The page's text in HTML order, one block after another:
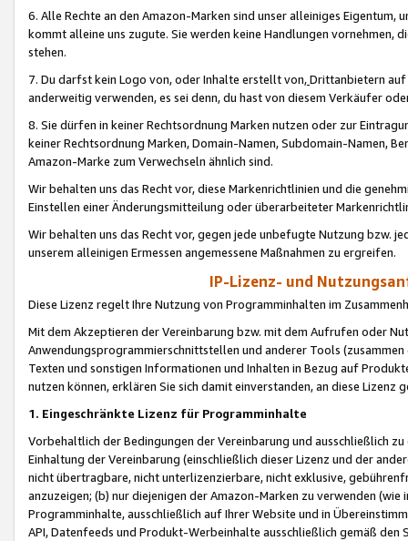
6. Alle Rechte an den Amazon-Marken sind unser alleiniges
kommt alleine uns zugute. Sie werden keine Handlungen vornehmen,
stehen.
7. Du darfst kein Logo von, oder Inhalte erstellt von,Drittanbietern auf
anderweitig verwenden, es sei denn, du hast von diesem Verkäufer
8. Sie dürfen in keiner Rechtsordnung Marken nutzen oder zur
keiner Rechtsordnung Marken, Domain-Namen, Subdomain-Namen,
Amazon-Marke zum Verwechseln ähnlich sind.
Wir behalten uns das Recht vor, diese Markenrichtlinien und die
Einstellen einer Änderungsmitteilung oder überarbeiteter
Wir behalten uns das Recht vor, gegen jede unbefugte Nutzung bzw.
unserem alleinigen Ermessen angemessene Maßnahmen zu ergreifen.
IP-Lizenz- und
Diese Lizenz regelt Ihre Nutzung von Programminhalten im
Mit dem Akzeptieren der Vereinbarung bzw. mit dem Aufrufen oder
Anwendungsprogrammierschnittstellen und anderer Tools (zusammen
Texten und sonstigen Informationen und Inhalten in Bezug auf
nutzen können, erklären Sie sich damit einverstanden, an diese Lizenz
1. Eingeschränkte Lizenz für Programminhalte
Vorbehaltlich der Bedingungen der Vereinbarung und ausschließlich
Einhaltung der Vereinbarung (einschließlich dieser Lizenz und der
nicht übertragbare, nicht unterlizenzierbare, nicht exklusive,
anzuzeigen; (b) nur diejenigen der Amazon-Marken zu verwenden
Programminhalte, ausschließlich auf Ihrer Website und in
API, Datenfeeds und Produkt-Werbeinhalte ausschließlich gemäß